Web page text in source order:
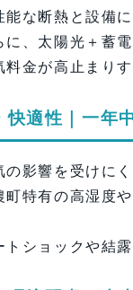
能な断熱と設備
に、太陽光＋蓄
料金が高止まり
適性｜一年
の影響を受けに
町特有の高湿度
トショックや結